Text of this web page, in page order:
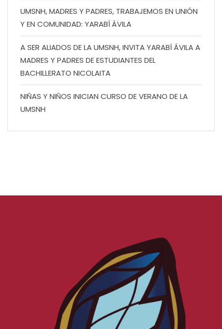
UMSNH, MADRES Y PADRES, TRABAJEMOS EN UNIÓN
Y EN COMUNIDAD: YARABÍ ÁVILA
A SER ALIADOS DE LA UMSNH, INVITA YARABÍ ÁVILA A
MADRES Y PADRES DE ESTUDIANTES DEL
BACHILLERATO NICOLAITA
NIÑAS Y NIÑOS INICIAN CURSO DE VERANO DE LA
UMSNH